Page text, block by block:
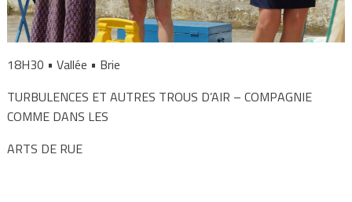
18H30 • Vallée • Brie
TURBULENCES ET AUTRES TROUS D’AIR – COMPAGNIE
COMME DANS LES
ARTS DE RUE